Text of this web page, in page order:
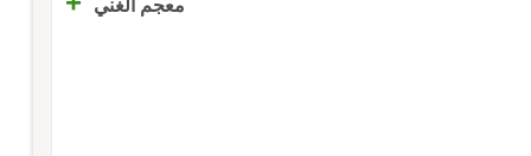
معجم الغني